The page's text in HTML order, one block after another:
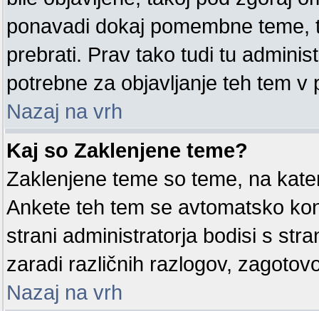
ponavadi dokaj pomembne
prebrati. Prav tako tudi tu
potrebne za objavljanje teh tem v
Nazaj na vrh
Kaj so Zaklenjene teme?
Zaklenjene teme so teme, na
Ankete teh tem se avtomatsko
strani administratorja bodisi s
zaradi različnih razlogov,
Nazaj na vrh